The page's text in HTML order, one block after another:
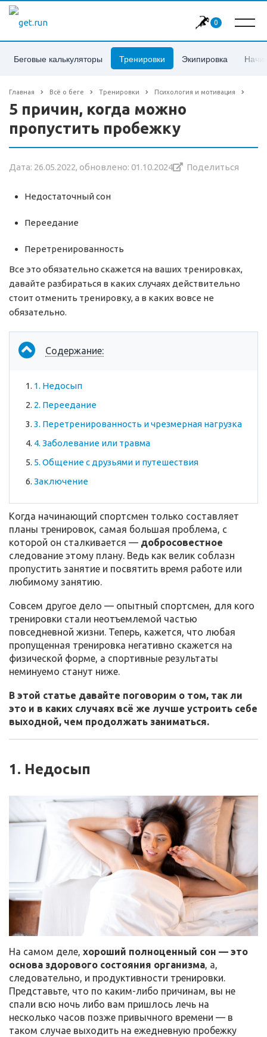
0
Беговые калькуляторы Тренировки Экипировка
Главная Всё о беге Тренировки Психология и мотивация
5 причин, когда можно
пропустить пробежку
Дата: 26.05.2022, обновлено: 01.10.2024 Поделиться
Недостаточный сон
Переедание
Перетренированность
Все это обязательно скажется на ваших тренировках,
давайте разбираться в каких случаях действительно
стоит отменить тренировку, а в каких вовсе не
обязательно.
Содержание:
1. Недосып
2. Переедание
3. Перетренированность и чрезмерная нагрузка
4. Заболевание или травма
5. Общение с друзьями и путешествия
Заключение
Когда начинающий спортсмен только составляет
планы тренировок, самая большая проблема, с
которой он сталкивается — добросовестное
следование этому плану. Ведь как велик соблазн
пропустить занятие и посвятить время работе или
любимому занятию.
Совсем другое дело — опытный спортсмен, для кого
тренировки стали неотъемлемой частью
повседневной жизни. Теперь, кажется, что любая
пропущенная тренировка негативно скажется на
физической форме, а спортивные результаты
неминуемо станут ниже.
В этой статье давайте поговорим о том, так ли
это и в каких случаях всё же лучше устроить себе
выходной, чем продолжать заниматься.
1. Недосып
На самом деле, хороший полноценный сон — это
основа здорового состояния организма, а,
следовательно, и продуктивности тренировки.
Представьте, что по каким-либо причинам, вы не
спали всю ночь либо вам пришлось лечь на
несколько часов позже привычного времени — в
таком случае выходить на ежедневную пробежку